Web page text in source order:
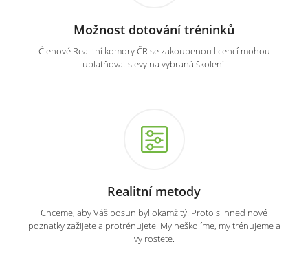
Možnost dotování tréninků
Členové Realitní komory ČR se zakoupenou licencí mohou
uplatňovat slevy na vybraná školení.
Realitní metody
Chceme, aby Váš posun byl okamžitý. Proto si hned nové
poznatky zažijete a protrénujete. My neškolíme, my trénujeme a
vy rostete.